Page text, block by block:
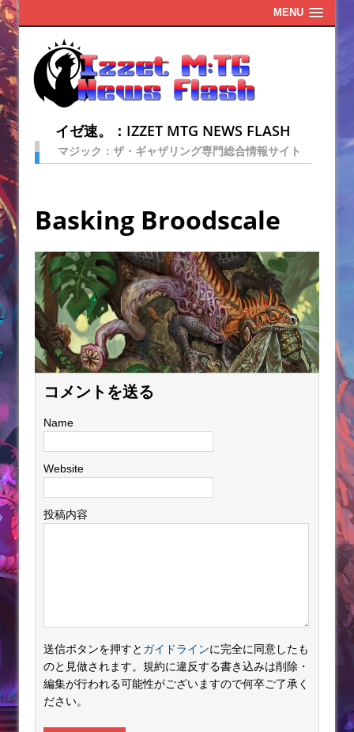
MENU
イゼ速。：IZZET MTG NEWS FLASH
マジック：ザ・ギャザリング専門総合情報サイト
Basking Broodscale
コメントを送る
Name
Website
投稿内容
送信ボタンを押すと ガイドラインに完全に同意したも
のと見做されます。規約に違反する書き込みは削除・
編集が行われる可能性がございますので何卒ご了承く
ださい。